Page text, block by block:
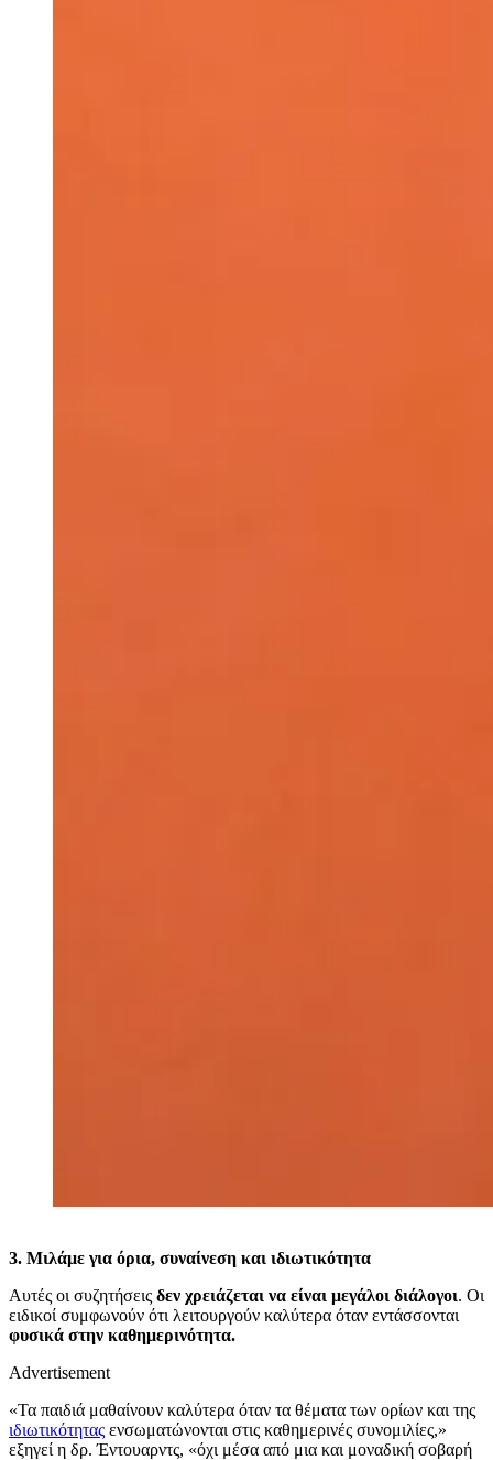
3. Μιλάμε για όρια, συναίνεση και ιδιωτικότητα
Αυτές οι συζητήσεις δεν χρειάζεται να είναι μεγάλοι διάλογοι. Οι
ειδικοί συμφωνούν ότι λειτουργούν καλύτερα όταν εντάσσονται
φυσικά στην καθημερινότητα.
Advertisement
«Τα παιδιά μαθαίνουν καλύτερα όταν τα θέματα των ορίων και της
ιδιωτικότητας ενσωματώνονται στις καθημερινές συνομιλίες,»
εξηγεί η δρ. Έντουαρντς, «όχι μέσα από μια και μοναδική σοβαρή